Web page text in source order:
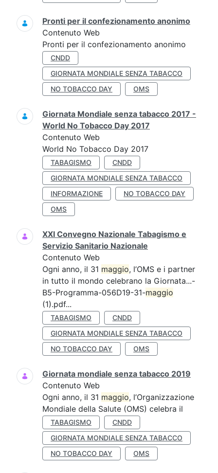
Pronti per il confezionamento anonimo
Contenuto Web
Pronti per il confezionamento anonimo
CNDD
GIORNATA MONDIALE SENZA TABACCO
NO TOBACCO DAY
OMS
Giornata Mondiale senza tabacco 2017 -
World No Tobacco Day 2017
Contenuto Web
World No Tobacco Day 2017
TABAGISMO
CNDD
GIORNATA MONDIALE SENZA TABACCO
INFORMAZIONE
NO TOBACCO DAY
OMS
XXI Convegno Nazionale Tabagismo e
Servizio Sanitario Nazionale
Contenuto Web
Ogni anno, il 31 maggio, l’OMS e i partner
in tutto il mondo celebrano la Giornata...-
B5-Programma-056D19-31-maggio
(1).pdf...
TABAGISMO
CNDD
GIORNATA MONDIALE SENZA TABACCO
NO TOBACCO DAY
OMS
Giornata mondiale senza tabacco 2019
Contenuto Web
Ogni anno, il 31 maggio, l’Organizzazione
Mondiale della Salute (OMS) celebra il
TABAGISMO
CNDD
GIORNATA MONDIALE SENZA TABACCO
NO TOBACCO DAY
OMS